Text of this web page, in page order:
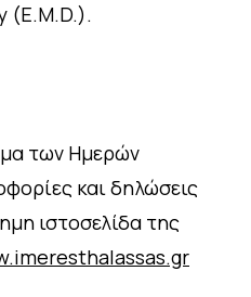
(E.M.D.).
των Ημερών
και δηλώσεις
ιστοσελίδα της